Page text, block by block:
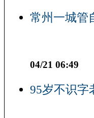
常州一城管
04/21 06:49
95岁不识字